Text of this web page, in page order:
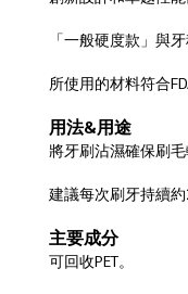
「一般硬度款」與
所使用的材料符合
用法&用途
將牙刷沾濕確保刷
建議每次刷牙持續
主要成分
可回收PET。